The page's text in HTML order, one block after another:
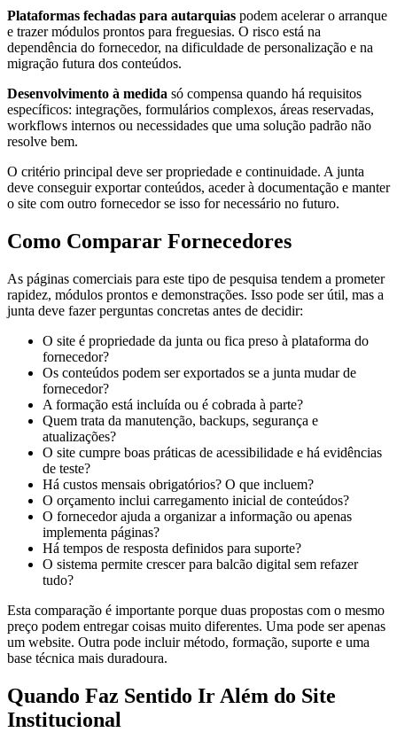
Plataformas fechadas para autarquias podem acelerar o arranque
e trazer módulos prontos para freguesias. O risco está na
dependência do fornecedor, na dificuldade de personalização e na
migração futura dos conteúdos.
Desenvolvimento à medida só compensa quando há requisitos
específicos: integrações, formulários complexos, áreas reservadas,
workflows internos ou necessidades que uma solução padrão não
resolve bem.
O critério principal deve ser propriedade e continuidade. A junta
deve conseguir exportar conteúdos, aceder à documentação e manter
o site com outro fornecedor se isso for necessário no futuro.
Como Comparar Fornecedores
As páginas comerciais para este tipo de pesquisa tendem a prometer
rapidez, módulos prontos e demonstrações. Isso pode ser útil, mas a
junta deve fazer perguntas concretas antes de decidir:
O site é propriedade da junta ou fica preso à plataforma do
fornecedor?
Os conteúdos podem ser exportados se a junta mudar de
fornecedor?
A formação está incluída ou é cobrada à parte?
Quem trata da manutenção, backups, segurança e
atualizações?
O site cumpre boas práticas de acessibilidade e há evidências
de teste?
Há custos mensais obrigatórios? O que incluem?
O orçamento inclui carregamento inicial de conteúdos?
O fornecedor ajuda a organizar a informação ou apenas
implementa páginas?
Há tempos de resposta definidos para suporte?
O sistema permite crescer para balcão digital sem refazer
tudo?
Esta comparação é importante porque duas propostas com o mesmo
preço podem entregar coisas muito diferentes. Uma pode ser apenas
um website. Outra pode incluir método, formação, suporte e uma
base técnica mais duradoura.
Quando Faz Sentido Ir Além do Site
Institucional